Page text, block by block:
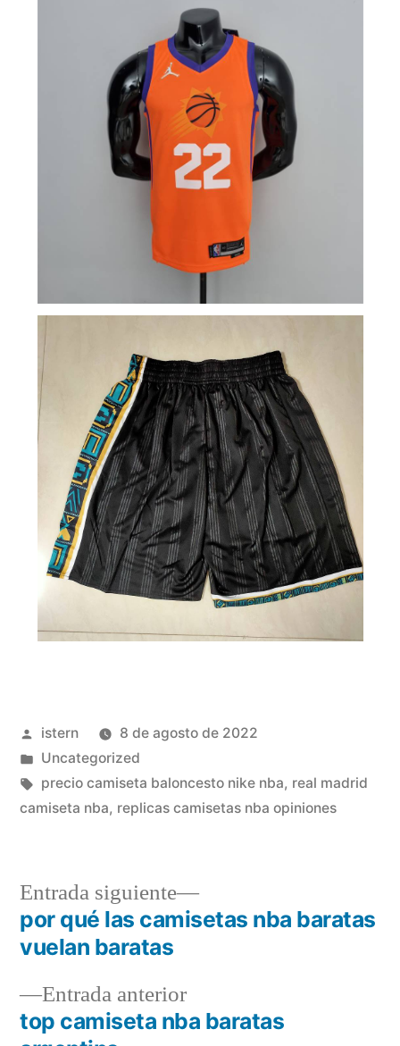
Publicado
por
istern
8 de agosto de 2022
Publicado
en
Uncategorized
Etiquetas:
precio camiseta baloncesto nike nba, real madrid
camiseta nba, replicas camisetas nba opiniones
Navegación
entradas
Entrada anteriorEntrada
anterior:
top camiseta nba baratas
Entrada siguiente
Entrada
siguiente:
por qué las camisetas nba baratas
vuelan baratas